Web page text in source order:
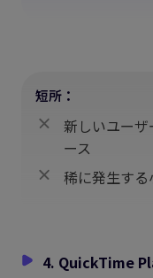
短所：
新しいユー
ース
稀に発生す
4. QuickTime